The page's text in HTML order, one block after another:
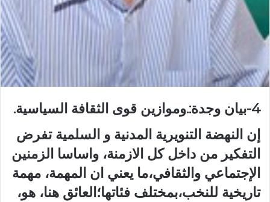
4-بيان وجدة:.وموازين قوى الثقافة السياسية.
إن النهضة التنويرية المدنية و السلمية تفرض
التفكير من داخل كل الازمنة، واساسا الزمنين
الإجتماعي والثقافي،ما يعني ان المهمة، مهمة
تاريخية للنخب،بمختلف فئاتها؛العائق هنا، هو،